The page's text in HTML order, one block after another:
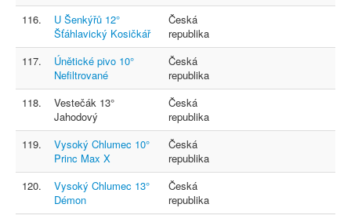
116.
U Šenkýřů 12°
Šťáhlavický Kosičkář
Česká
republika
117.
Únětické pivo 10°
Nefiltrované
Česká
republika
118.
Vestečák 13°
Jahodový
Česká
republika
119.
Vysoký Chlumec 10°
Princ Max X
Česká
republika
120.
Vysoký Chlumec 13°
Démon
Česká
republika